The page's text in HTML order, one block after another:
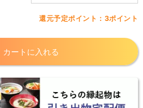
還元予定ポイント：3ポイント
カートに入れる